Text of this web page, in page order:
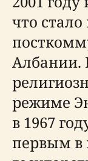
что
Албании.
режиме
в 1967
первым в